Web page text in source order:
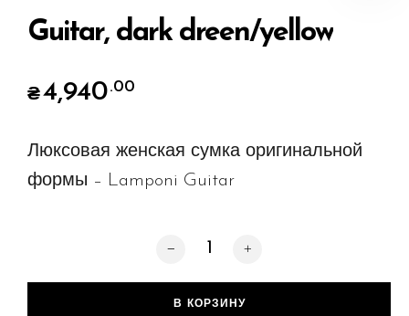
Guitar, dark dreen/yellow
₴4,940.00
Люксовая женская сумка оригинальной
формы – Lamponi Guitar
Количество товара Guitar, dark
В КОРЗИНУ